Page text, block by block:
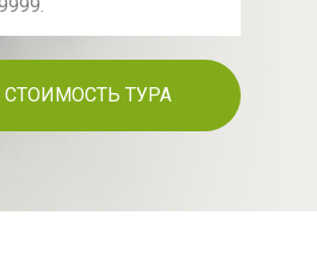
СТОИМОСТЬ ТУРА